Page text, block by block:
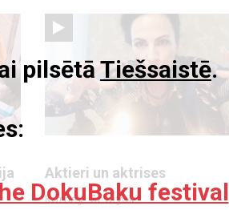
Aktieri un aktrises
Korney Gricyuk
pilsētāTiešsaistē.
DokuBaku festival